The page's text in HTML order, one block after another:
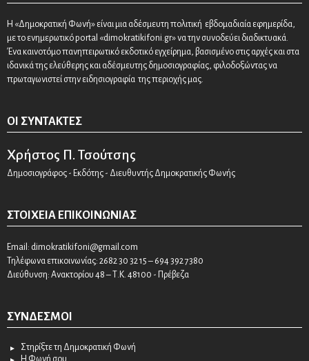
Η «Δημοκρατική Φωνή» είναι μια αδέσμευτη πολιτική εβδομαδιαία εφημερίδα,
με το ενημερωτικό portal «dimokratikifoni.gr» να την συνοδεύει διαδικτυακά.
Ένα καινοτόμο πανηπειρωτικό εκδοτικό εγχείρημα, βασισμένο στις αρχές και στα
ιδανικά της ελεύθερης και αδέσμευτης δημοσιογραφίας, φιλοδοξώντας να
πρωταγωνιστεί στην ειδησιογραφία της περιοχής μας.
ΟΙ ΣΥΝΤΆΚΤΕΣ
Χρήστος Π. Τσούτσης
Δημοσιογράφος - Εκδότης - Διευθυντής Δημοκρατικής Φωνής
ΣΤΟΙΧΕΊΑ ΕΠΙΚΟΙΝΩΝΊΑΣ
Email: dimokratikifoni@gmail.com
Τηλέφωνα επικοινωνίας: 2682 30 32 15 – 694 392 7380
Διεύθυνση: Ανακτορίου 48 – Τ.Κ. 48100 - Πρέβεζα
ΣΎΝΔΕΣΜΟΙ
Στηρίξτε τη Δημοκρατική Φωνή
Η Φωνή σου